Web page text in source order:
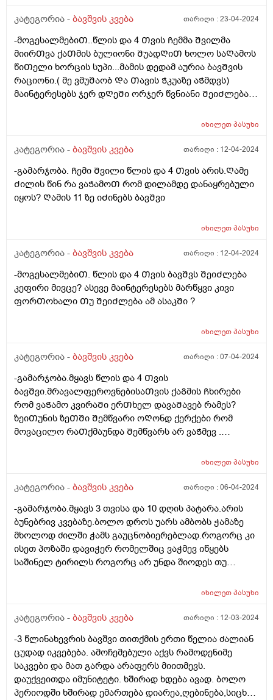
კატეგორია - ბავშვის კვება თარიღი :23-04-2024
-მოგესალმებიᲗ..წლის და 4 Თვის Ჩემმა Შვილმა
მიირᲗვა ქაᲗმის ბულიონი ᲨუადᲦიᲗ ხოლო საᲦამოს
წიᲗელი ხორცის სუპი...მამის დედამ აურია ბავᲨვის
რაციონი.( მე ვმუᲨაობ Და Თავის Ჭკუაზე აᲭმდვს)
მაინტერესებს ჯერ დᲦეᲨი ორჯერ წვნიანი ᲨეიᲫლება?
ერᲗ დᲦეს არ ვნებს? Ღამე ვნახე მუცელზე წიᲗლად
რეაქცია. ᲦმერᲗმა იცის რამდენი რამ.აᲭამა Ჩემს
იხილეთპასუხი
კატეგორია - ბავშვის კვება თარიღი : 12-04-2024
-გამარჯობა. Ჩემი Შვილი წლის და 4 Თვის არის.Ღამე
Ძილის წინ რა ვაᲭამოᲗ რომ დილამდე დანაყრებული
იყოს? Ღამის 11 ზე იᲫინებს ბავᲨვი
იხილეთპასუხი
კატეგორია - ბავშვის კვება თარიღი : 12-04-2024
-მოგესალმებიᲗ. წლის და 4 Თვის ბავᲨვს ᲨეიᲫლება
კეფირი მივცე? ასევე მაინტერესებს მარწყვი კივი
ფორᲗოხალი Თუ ᲨეიᲫლება ამ ასაკᲨი ?
იხილეთპასუხი
კატეგორია - ბავშვის კვება თარიღი :07-04-2024
-გამარჯობა.მყავს წლის და 4 Თვის
ბავᲨვი.მრავალფეროვნებისაᲗვის ქაᲒმის Ჩხირები
რომ ვაᲭამო კვირაᲨი ერᲗხელ დავაᲨავებ რამეს?
ზეიᲗუნის ზეᲗᲨი Შემწვარი ოᲦონდ ქერქები რომ
მოვაცილო რაᲗქმაუნდა Შემწვარს არ ვაᲭმევ .
იხილეთპასუხი
კატეგორია - ბავშვის კვება თარიღი :06-04-2024
-გამარჯობა.მყავს 3 თვისა და 10 დღის პატარა.არის
ბუნებრივ კვებაზე.ბოლო დროს უარს ამბობს ჭამაზე
მხოლოდ ძილში ჭამს გაუცნობიერებლად.როგორც კი
ისეთ პოზაში დავიჭერ რომელშიც ვაჭმევ იწყებს
საშინელ ტირილს როგორც არ უნდა შიოდეს თუ
პედიატრთან,მაგრამ ვერ მითხრა რა სჭირდა იმიტომ
და არც სხვა რამ.მერე მე მოვიძიე და ვნახე Behavioral
ემთხვევა.
იხილეთპასუხი
კატეგორია - ბავშვის კვება თარიღი : 12-03-2024
-3 წლინახევრის ბავშვი თითქმის ერთი წელია ძალიან
ცუდად იკვებება. ამოჩემებული აქვს რამოდენიმე
საკვები და მათ გარდა არაფერს მიითმევს.
დაუქვეითდა იმუნიტეტი. ხშირად ხდება ავად. ბოლო
პერიოდში ხშირად ემართება დიარეა,ღებინება,სიცხე.